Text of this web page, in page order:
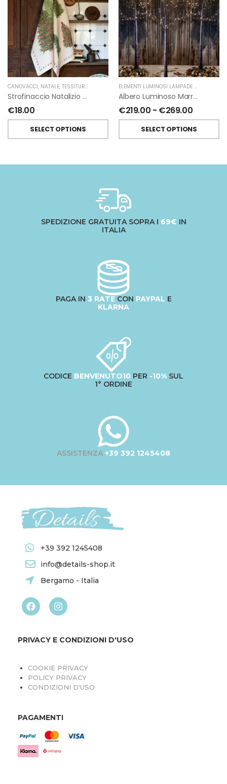
CANOVACCI, NATALE, TESSITURA TOSCANA TELERIE
Strofinaccio Natalizio Fairy Trees In Lino Di Tessitura Toscana Telerie
€18.00
SELECT OPTIONS
ELEMENTI LUMINOSI LAMPADE E LED
Albero Luminoso Marrone Interno-Esterno Di Fiorirà Un Giardino
€219.00 - €269.00
SELECT OPTIONS
SPEDIZIONE GRATUITA SOPRA I 69€ IN
ITALIA
PAGA IN 3 RATECON PAYPAL E
KLARNA
CODICE BENVENUTO10 PER -10% SUL
1° ORDINE
ASSISTENZA +39 392 1245408
+39 392 1245408
info@details-shop.it
Bergamo - Italia
PRIVACY E CONDIZIONI D'USO
COOKIE PRIVACY
POLICY PRIVACY
CONDIZIONI D'USO
PAGAMENTI